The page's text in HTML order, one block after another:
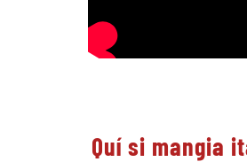
Quí si mangia